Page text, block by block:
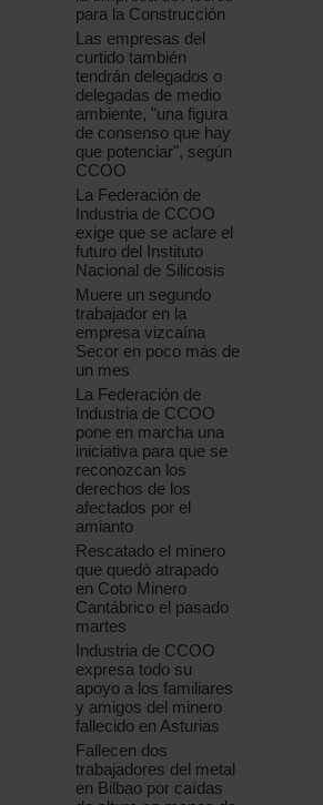
para la Construcción
Las empresas del
curtido también
tendrán delegados o
delegadas de medio
ambiente, "una figura
de consenso que hay
que potenciar", según
CCOO
La Federación de
Industria de CCOO
exige que se aclare el
futuro del Instituto
Nacional de Silicosis
Muere un segundo
trabajador en la
empresa vizcaína
Secor en poco más de
un mes
La Federación de
Industria de CCOO
pone en marcha una
iniciativa para que se
reconozcan los
derechos de los
afectados por el
amianto
Rescatado el minero
que quedó atrapado
en Coto Minero
Cantábrico el pasado
martes
Industria de CCOO
expresa todo su
apoyo a los familiares
y amigos del minero
fallecido en Asturias
Fallecen dos
trabajadores del metal
en Bilbao por caídas